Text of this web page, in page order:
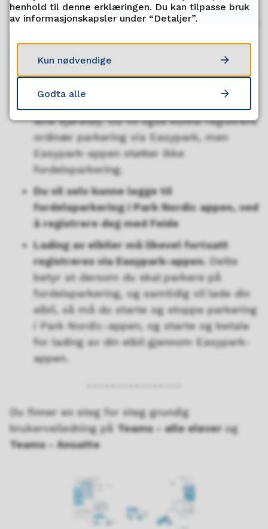
Med den nye heldigitale løsningen for
fordelsparkering trenger man ikke lenger
frontrute.Fordelsparkering (og ordinær
parkering) registreres nå utelukkende via
Park Nordics app. I appen kan du enkelt
dine kjøretøy. Du vil også kunne registrere
ordinær parkering via Easypark, men
Easypark-appen støtter ikke
fordelsparkering.
Du vil selv kunne legge til
fordelsparkering i Park Nordic appen, ved
å registrere deg med Feide
Lading av elbiler må likevel fortsatt
registreres via Easypark-appen. Dette
betyr at dersom du skal parkere på
fordelsparkering, og samtidig vil lade din
elbil, så må du starte og stoppe parkering
i Park Nordic-appen, og starte og betale
for lading av din elbil gjennom Easypark-
appen.
Du finner en steg for steg grundig
brukerveiledning på Teams - alle elever og
Teams - Ansatte
henhold til denne erklæringen. Du kan tilpasse bruk
av informasjonskapsler under “Detaljer”.
Kun nødvendige
Godta alle